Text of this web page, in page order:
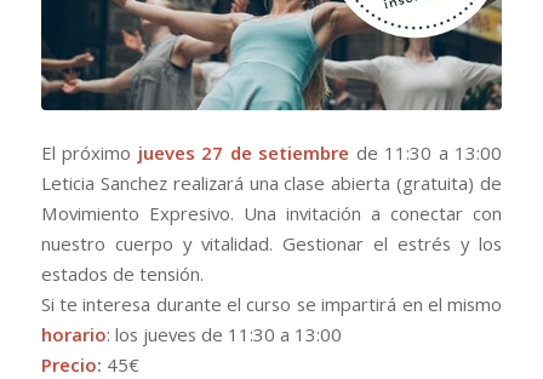
El próximo jueves 27 de setiembre de 11:30 a 13:00
Leticia Sanchez realizará una clase abierta (gratuita) de
Movimiento Expresivo. Una invitación a conectar con
nuestro cuerpo y vitalidad. Gestionar el estrés y los
estados de tensión.
Si te interesa durante el curso se impartirá en el mismo
horario: los jueves de 11:30 a 13:00
Precio: 45€